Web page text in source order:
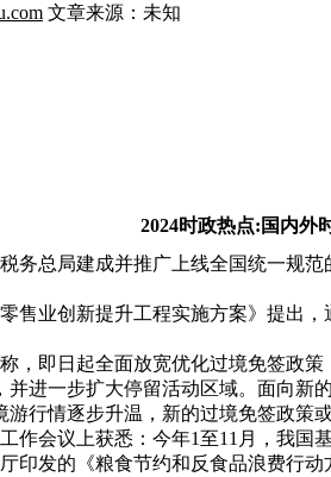
文章来源：未知
2024时政热点:国内外
总局建成并推广上线全国统一规范
业创新提升工程实施方案》提出，
即日起全面放宽优化过境免签政策
进一步扩大停留活动区域。面向
行情逐步升温，新的过境免签政策
会议上获悉：今年1至11月，我国基
发的《粮食节约和反食品浪费行动